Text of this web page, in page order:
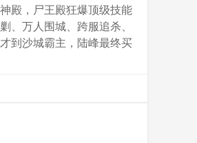
殿，尸王殿狂爆顶级技能
、万人围城、跨服追杀、
到沙城霸主，陆峰最终买